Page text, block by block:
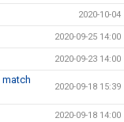
2020-10-04
2020-09-25 14:00
2020-09-23 14:00
2020-09-18 15:39
2020-09-18 14:00